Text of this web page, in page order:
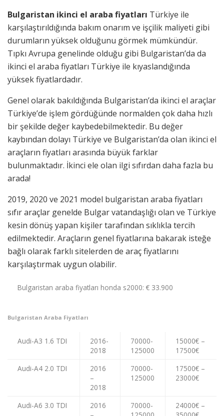
Bulgaristan ikinci el araba fiyatları Türkiye ile
karşılaştırıldığında bakım onarım ve işçilik maliyeti gibi
durumların yüksek olduğunu görmek mümkündür.
Tıpkı Avrupa genelinde olduğu gibi Bulgaristan’da da
ikinci el araba fiyatları Türkiye ile kıyaslandığında
yüksek fiyatlardadır.
Genel olarak bakıldığında Bulgaristan’da ikinci el araçlar
Türkiye’de işlem gördüğünde normalden çok daha hızlı
bir şekilde değer kaybedebilmektedir. Bu değer
kaybından dolayı Türkiye ve Bulgaristan’da olan ikinci el
araçların fiyatları arasında büyük farklar
bulunmaktadır. İkinci ele olan ilgi sıfırdan daha fazla bu
arada!
2019, 2020 ve 2021 model bulgaristan araba fiyatları
sıfır araçlar genelde Bulgar vatandaşlığı olan ve Türkiye
kesin dönüş yapan kişiler tarafından sıklıkla tercih
edilmektedir. Araçların genel fiyatlarına bakarak isteğe
bağlı olarak farklı sitelerden de araç fiyatlarını
karşılaştırmak uygun olabilir.
Bulgaristan araba fiyatları honda s2000: € 33.900
Bulgaristan Araba Fiyatları
Audi-A3 1.6 TDI
2016-
2018
70000-
125000
15000€ –
17500€
Audi-A4 2.0 TDI
2016
–
2018
70000-
125000
17500€ –
23000€
Audi-A6 3.0 TDI
2016
70000-
24000€ –